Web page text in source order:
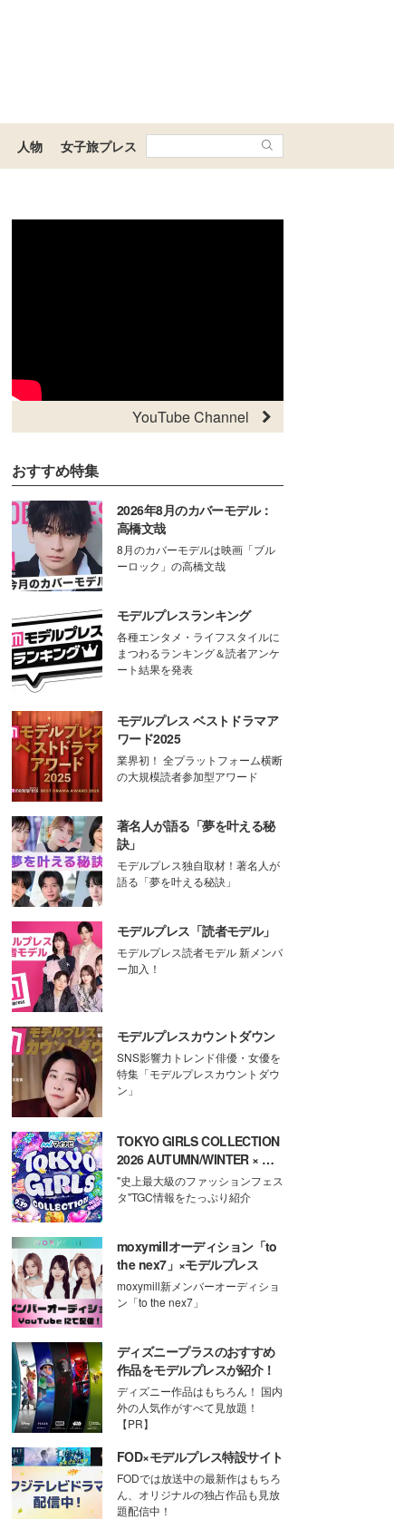
人物 女子旅プレス
YouTube Channel
おすすめ特集
2026年8月のカバーモデル：
高橋文哉
8月のカバーモデルは映画「ブル
ーロック」の高橋文哉
モデルプレスランキング
各種エンタメ・ライフスタイルに
まつわるランキング＆読者アンケ
ート結果を発表
モデルプレス ベストドラマア
ワード2025
業界初！ 全プラットフォーム横断
の大規模読者参加型アワード
著名人が語る「夢を叶える秘
訣」
モデルプレス独自取材！著名人が
語る「夢を叶える秘訣」
モデルプレス「読者モデル」
モデルプレス読者モデル 新メンバ
ー加入！
モデルプレスカウントダウン
SNS影響力トレンド俳優・女優を
特集「モデルプレスカウントダウ
ン」
TOKYO GIRLS COLLECTION
2026 AUTUMN/WINTER × モ
デルプレス
"史上最大級のファッションフェス
タ"TGC情報をたっぷり紹介
moxymillオーディション「to
the nex7」×モデルプレス
moxymill新メンバーオーディショ
ン「to the nex7」
ディズニープラスのおすすめ
作品をモデルプレスが紹介！
ディズニー作品はもちろん！ 国内
外の人気作がすべて見放題！
【PR】
FOD×モデルプレス特設サイト
FODでは放送中の最新作はもちろ
ん、オリジナルの独占作品も見放
題配信中！